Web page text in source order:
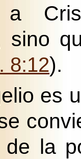
a
sino
8:12).
es
la